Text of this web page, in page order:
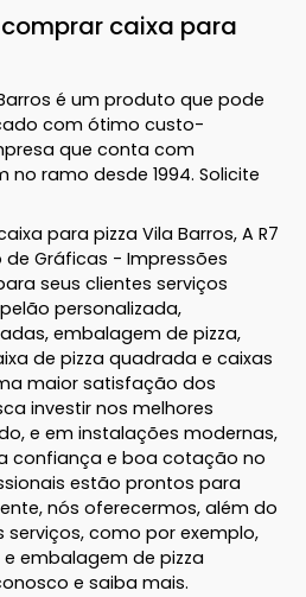
caixa para
é um produto que pode
com ótimo custo-
que conta com
ramo desde 1994. Solicite
para pizza Vila Barros, A R7
Gráficas - Impressões
seus clientes serviços
personalizada,
embalagem de pizza,
de pizza quadrada e caixas
maior satisfação dos
investir nos melhores
e em instalações modernas,
confiança e boa cotação no
estão prontos para
nós oferecermos, além do
como por exemplo,
embalagem de pizza
e saiba mais.